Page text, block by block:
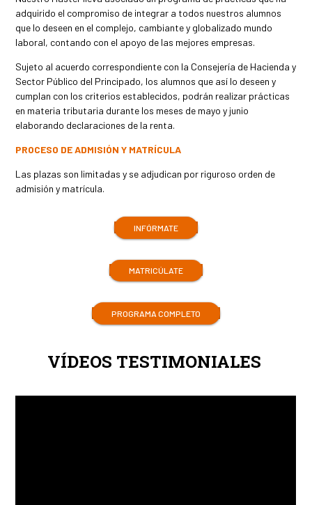
adquirido el compromiso de integrar a todos nuestros alumnos
que lo deseen en el complejo, cambiante y globalizado mundo
laboral, contando con el apoyo de las mejores empresas.
Sujeto al acuerdo correspondiente con la Consejería de Hacienda y
Sector Público del Principado, los alumnos que así lo deseen y
cumplan con los criterios establecidos, podrán realizar prácticas
en materia tributaria durante los meses de mayo y junio
elaborando declaraciones de la renta.
PROCESO DE ADMISIÓN Y MATRÍCULA
Las plazas son limitadas y se adjudican por riguroso orden de
admisión y matrícula.
INFÓRMATE
MATRICÚLATE
PROGRAMA COMPLETO
VÍDEOS TESTIMONIALES